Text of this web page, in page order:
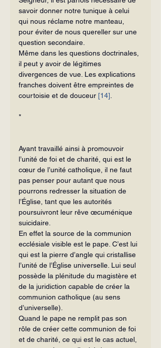
savoir donner notre tunique à celui
qui nous réclame notre manteau,
pour éviter de nous quereller sur une
question secondaire.
Même dans les questions doctrinales,
il peut y avoir de légitimes
divergences de vue. Les explications
franches doivent être empreintes de
courtoisie et de douceur [14]
*
Ayant travaillé ainsi à promouvoir
l’unité de foi et de charité, qui est le
cœur de l’unité catholique, il ne faut
pas penser pour autant que nous
pourrons redresser la situation de
l’Église, tant que les autorités
poursuivront leur rêve œcuménique
suicidaire.
En effet la source de la communion
ecclésiale visible est le pape. C’est lui
qui est la pierre d’angle qui cristallise
l’unité de l’Église universelle. Lui seul
possède la plénitude du magistère et
de la juridiction capable de créer la
communion catholique (au sens
d’universelle).
Quand le pape ne remplit pas son
rôle de créer cette communion de foi
et de charité, ce qui est le cas actuel,